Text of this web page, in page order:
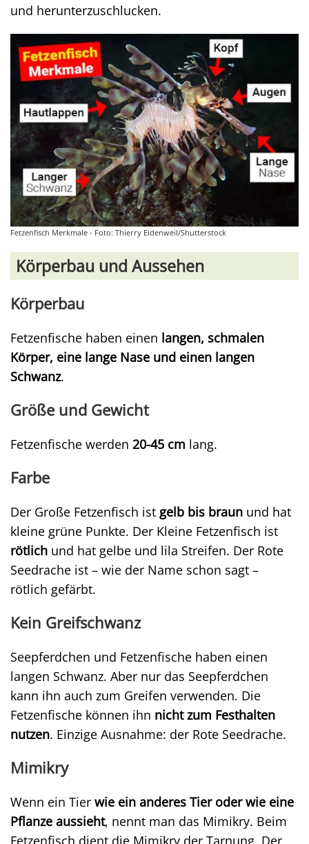
und herunterzuschlucken.
Fetzenfisch Merkmale - Foto: Thierry Eidenweil/Shutterstock
Körperbau und Aussehen
Körperbau
Fetzenfische haben einen langen, schmalen
Körper, eine lange Nase und einen langen
Schwanz.
Größe und Gewicht
Fetzenfische werden 20-45 cm lang.
Farbe
Der Große Fetzenfisch ist gelb bis braun und hat
kleine grüne Punkte. Der Kleine Fetzenfisch ist
rötlich und hat gelbe und lila Streifen. Der Rote
Seedrache ist – wie der Name schon sagt –
rötlich gefärbt.
Kein Greifschwanz
Seepferdchen und Fetzenfische haben einen
langen Schwanz. Aber nur das Seepferdchen
kann ihn auch zum Greifen verwenden. Die
Fetzenfische können ihn nicht zum Festhalten
nutzen. Einzige Ausnahme: der Rote Seedrache.
Mimikry
Wenn ein Tier wie ein anderes Tier oder wie eine
Pflanze aussieht, nennt man das Mimikry. Beim
Fetzenfisch dient die Mimikry der Tarnung. Der